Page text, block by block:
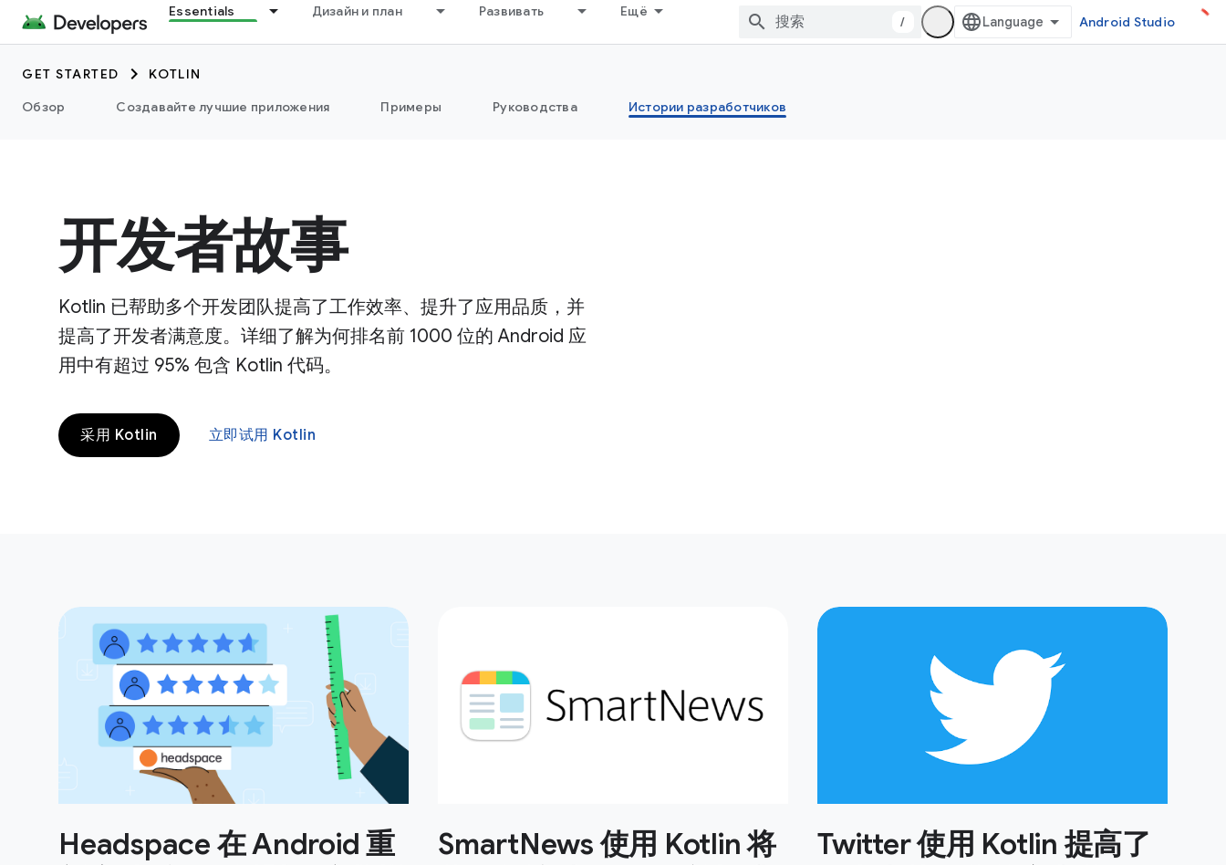
Essentials Дизайн и план Развивать Ещё
/ Android Studio
GET STARTED
KOTLIN
Обзор
Создавайте лучшие приложения Примеры Руководства Истории разработчиков
开发者故事
Kotlin 已帮助多个开发团队提高了工作效率、提升了应用品质，并
提高了开发者满意度。详细了解为何排名前 1000 位的 Android 应
用中有超过 95% 包含 Kotlin 代码。
采用 Kotlin 立即试用 Kotlin
Headspace 在 Android 重
SmartNews 使用 Kotlin 将
Twitter 使用 Kotlin 提高了